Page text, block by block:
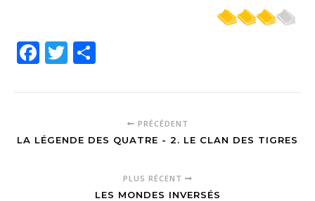
Facebook
Twitter
PRÉCÉDENT
LA LÉGENDE DES QUATRE - 2. LE CLAN DES TIGRES
PLUS RÉCENT
LES MONDES INVERSÉS